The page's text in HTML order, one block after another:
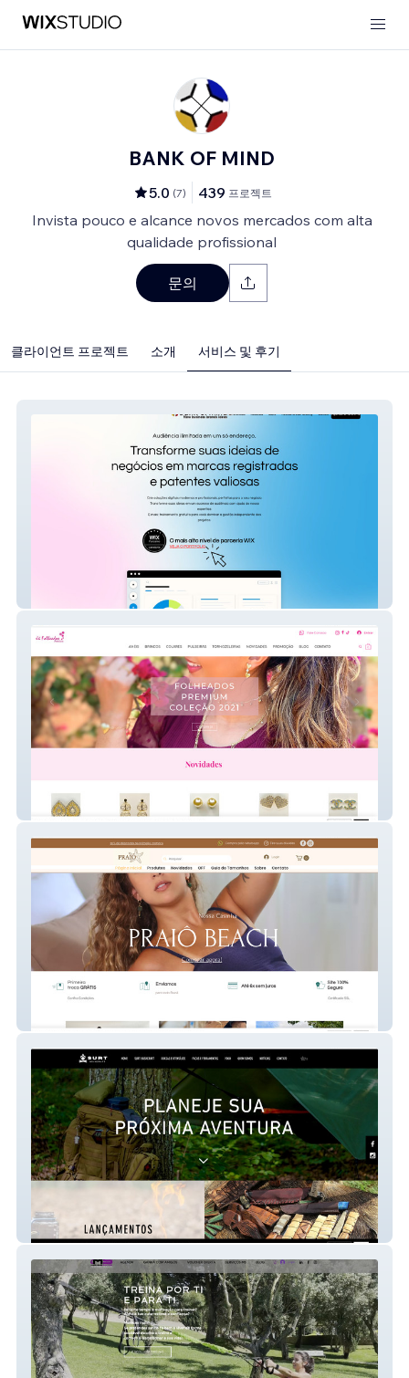
BANK OF MIND
5.0 (7) 439 프로젝트
Invista pouco e alcance novos mercados com alta
qualidade profissional
문의
클라이언트 프로젝트 소개 서비스 및 후기
BankofMind.com
Ju Folheados Premium
Praiô
Bushcraf Store